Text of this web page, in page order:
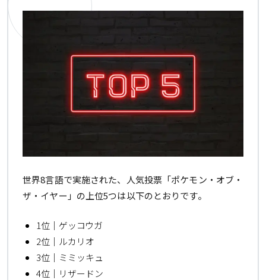
世界8言語で実施された、人気投票「ポケモン・オブ・
ザ・イヤー」の上位5つは以下のとおりです。
1位｜ゲッコウガ
2位｜ルカリオ
3位｜ミミッキュ
4位｜リザードン